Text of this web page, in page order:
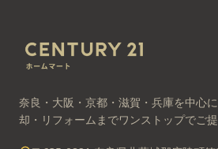
奈良・大阪・京都・滋賀・兵庫を中心
却・リフォームまでワンストップでご提